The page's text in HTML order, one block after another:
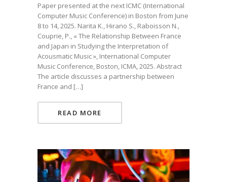
Paper presented at the next ICMC (International
Computer Music Conference) in Boston from June
8 to 14, 2025. Narita K., Hirano S., Raboisson N.,
Couprie, P., « The Relationship Between France
and Japan in Studying the Interpretation of
Acousmatic Music », International Computer
Music Conference, Boston, ICMA, 2025. Abstract
The article discusses a partnership between
France and […]
READ MORE